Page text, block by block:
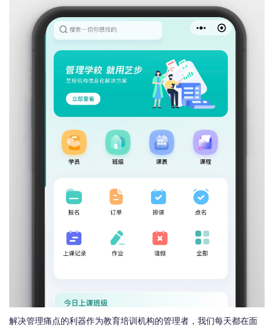
解决管理痛点的利器作为教育培训机构的管理者，我们每天都在面